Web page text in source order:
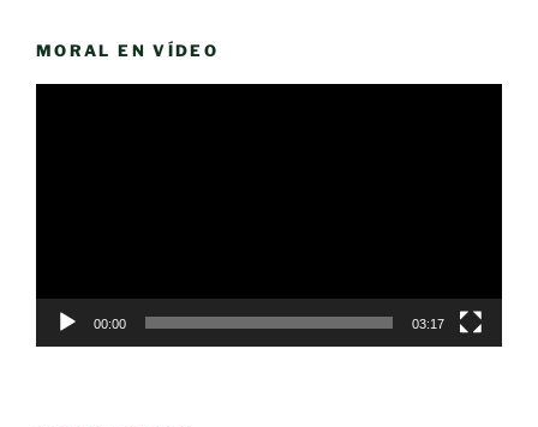
MORAL EN VÍDEO
00:00 03:17